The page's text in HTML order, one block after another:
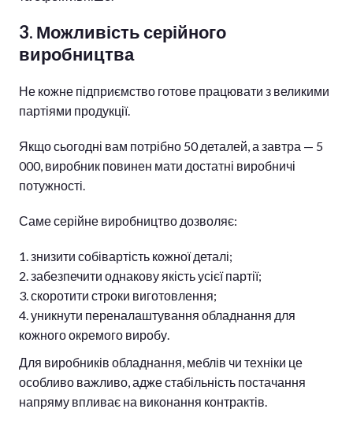
3. Можливість серійного
виробництва
Не кожне підприємство готове працювати з великими
партіями продукції.
Якщо сьогодні вам потрібно 50 деталей, а завтра — 5
000, виробник повинен мати достатні виробничі
потужності.
Саме серійне виробництво дозволяє:
знизити собівартість кожної деталі;
забезпечити однакову якість усієї партії;
скоротити строки виготовлення;
уникнути переналаштування обладнання для
кожного окремого виробу.
Для виробників обладнання, меблів чи техніки це
особливо важливо, адже стабільність постачання
напряму впливає на виконання контрактів.